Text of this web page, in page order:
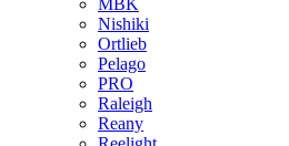
MBK
Nishiki
Ortlieb
Pelago
PRO
Raleigh
Reany